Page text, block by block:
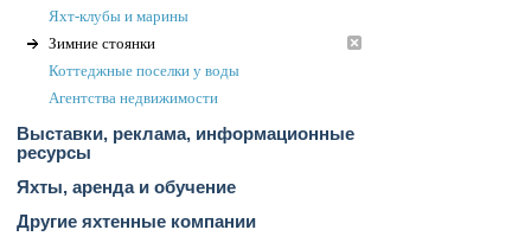
Яхт-клубы и марины
Зимние стоянки
Коттеджные поселки у воды
Агентства недвижимости
Выставки, реклама, информационные
ресурсы
Яхты, аренда и обучение
Другие яхтенные компании